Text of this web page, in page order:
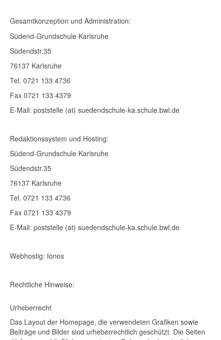
Gesamtkonzeption und Administration:
Südend-Grundschule Karlsruhe
Südendstr.35
76137 Karlsruhe
Tel. 0721 133 4736
Fax 0721 133 4379
E-Mail: poststelle (at) suedendschule-ka.schule.bwl.de
Redaktionssystem und Hosting:
Südend-Grundschule Karlsruhe
Südendstr.35
76137 Karlsruhe
Tel. 0721 133 4736
Fax 0721 133 4379
E-Mail: poststelle (at) suedendschule-ka.schule.bwl.de
Webhostig: Ionos
Rechtliche Hinweise:
Urheberrecht
Das Layout der Homepage, die verwendeten Grafiken sowie
Beiträge und Bilder sind urheberrechtlich geschützt. Die Seiten